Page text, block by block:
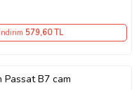
579,60 TL
B7 cam